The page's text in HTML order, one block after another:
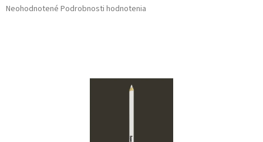
Priemerné
Neohodnotené Podrobnosti hodnotenia